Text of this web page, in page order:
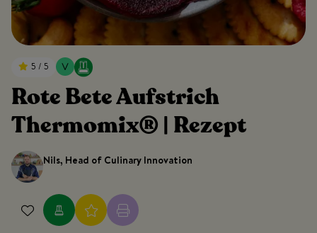
5 / 5
Rote Bete Aufstrich
Thermomix® | Rezept
Nils, Head of Culinary Innovation